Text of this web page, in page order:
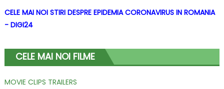
CELE MAI NOI STIRI DESPRE EPIDEMIA CORONAVIRUS IN ROMANIA
- DIGI24
CELE MAI NOI FILME
MOVIE CLIPS TRAILERS